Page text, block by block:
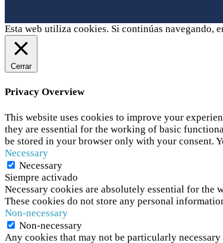
Esta web utiliza cookies. Si continúas navegando,
Cerrar
Privacy Overview
This website uses cookies to improve your
they are essential for the working of basic
be stored in your browser only with your consent.
Necessary
Necessary
Siempre activado
Necessary cookies are absolutely essential for
These cookies do not store any personal
Non-necessary
Non-necessary
Any cookies that may not be particularly